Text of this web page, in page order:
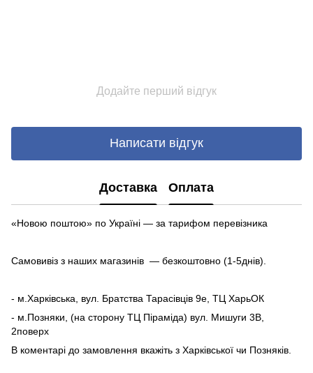
Додайте перший відгук
Написати відгук
Доставка Оплата
«Новою поштою» по Україні — за тарифом перевізника
Самовивіз з наших магазинів — безкоштовно (1-5днів).
- м.Харківська, вул. Братства Тарасівців 9е, ТЦ ХарьОК
- м.Позняки, (на сторону ТЦ Піраміда) вул. Мишуги 3В,
2поверх
В коментарі до замовлення вкажіть з Харківської чи Позняків.